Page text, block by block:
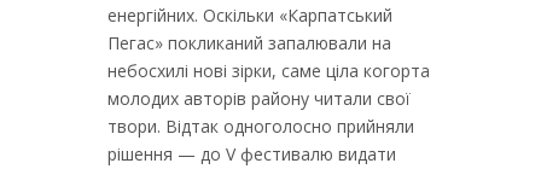
енергійних. Оскільки «Карпатський
Пегас» покликаний запалювали на
небосхилі нові зірки, саме ціла когорта
молодих авторів району читали свої
твори. Відтак одноголосно прийняли
рішення — до V фестивалю видати